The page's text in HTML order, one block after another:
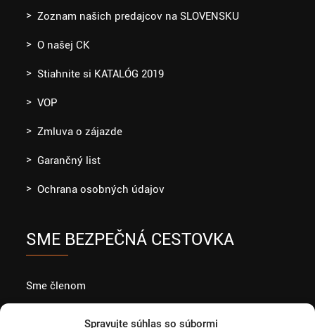
Spravujte súhlas so súbormi
Zoznam našich predajcov na SLOVENSKU
O našej CK
Stiahnite si KATALÓG 2019
VOP
Zmluva o zájazde
Garančný list
Ochrana osobných údajov
SME BEZPEČNÁ CESTOVKA
Sme členom